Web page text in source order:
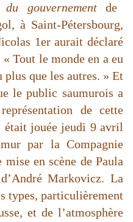
gouvernementde
à Saint-Pétersbourg,
1er aurait déclaré
Tout le monde en a eu
que les autres. » Et
le public saumurois a
de cette
était jouée jeudi 9 avril
par la Compagnie
en scène de Paula
Markovicz. La
types, particulièrement
et de l’atmosphère